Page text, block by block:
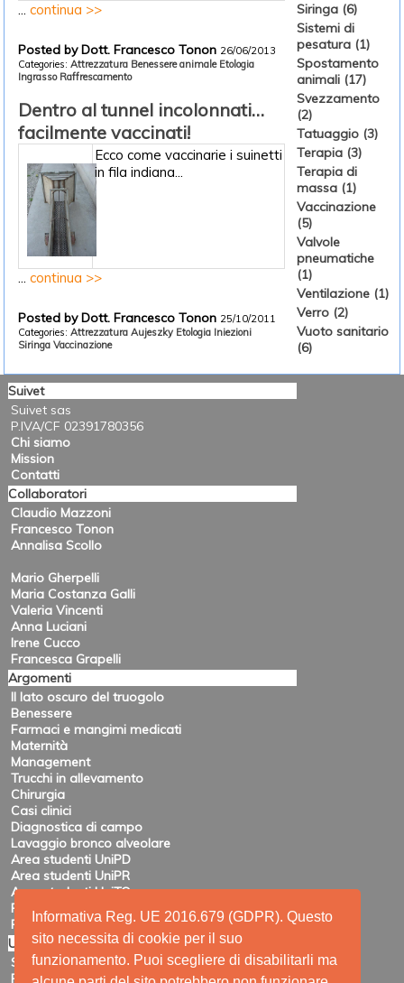
Informativa Reg. UE 2016.679 (GDPR). Questo
sito necessita di cookie per il suo
funzionamento. Puoi scegliere di disabilitarli ma
...continua >>
Posted by Dott. Francesco Tonon 26/06/2013
Categories:Attrezzatura Benessere animale Etologia
Ingrasso Raffrescamento
Dentro al tunnel incolonnati…
facilmente vaccinati!
Ecco come vaccinarie i suinetti
in fila indiana...
...continua >>
Posted by Dott. Francesco Tonon 25/10/2011
Categories:Attrezzatura Aujeszky Etologia Iniezioni
Siringa Vaccinazione
Siringa (6)
Sistemi di
pesatura (1)
Spostamento
animali (17)
Svezzamento
(2)
Tatuaggio (3)
Terapia (3)
Terapia di
massa (1)
Vaccinazione
(5)
Valvole
pneumatiche
(1)
Ventilazione (1)
Verro (2)
Vuoto sanitario
(6)
Suivet
Suivet sas
P.IVA/CF 02391780356
Chi siamo
Mission
Contatti
Collaboratori
Claudio Mazzoni
Francesco Tonon
Annalisa Scollo
Mario Gherpelli
Maria Costanza Galli
Valeria Vincenti
Anna Luciani
Irene Cucco
Francesca Grapelli
Argomenti
Il lato oscuro del truogolo
Benessere
Farmaci e mangimi medicati
Maternità
Management
Trucchi in allevamento
Chirurgia
Casi clinici
Diagnostica di campo
Lavaggio bronco alveolare
Area studenti UniPD
Area studenti UniPR
Area studenti UniTO
Recensioni di eventi
Pubblicazioni e ricerca
Utility
Siti amici
Ricerca